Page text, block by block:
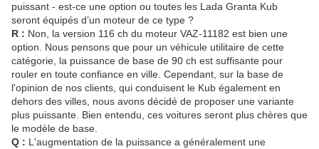
puissant - est-ce une option ou toutes les Lada Granta Kub
seront équipés d’un moteur de ce type ?
R : Non, la version 116 ch du moteur VAZ-11182 est bien une
option. Nous pensons que pour un véhicule utilitaire de cette
catégorie, la puissance de base de 90 ch est suffisante pour
rouler en toute confiance en ville. Cependant, sur la base de
l'opinion de nos clients, qui conduisent le Kub également en
dehors des villes, nous avons décidé de proposer une variante
plus puissante. Bien entendu, ces voitures seront plus chères que
le modèle de base.
Q : L'augmentation de la puissance a généralement une